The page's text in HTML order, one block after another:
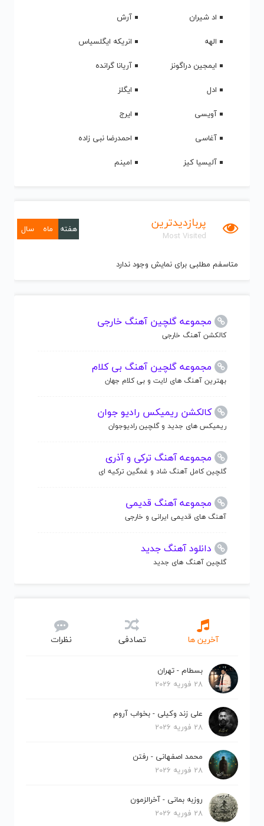
اد شیران
آرش
الهه
انریکه ایگلسیاس
ایمجین دراگونز
آریانا گرانده
ادل
ایگلز
آویسی
ایرج
آغاسی
احمدرضا نبی زاده
آلیسیا کیز
امینم
پربازدیدترین
Most Visited
هفته ماه سال
متاسفم مطلبی برای نمایش وجود ندارد
مجموعه گلچین آهنگ خارجی
کالکشن آهنگ خارجی
مجموعه گلچین آهنگ بی کلام
بهترین آهنگ های لایت و بی کلام جهان
کالکشن ریمیکس رادیو جوان
ریمیکس های جدید و گلچین رادیوجوان
مجموعه آهنگ ترکی و آذری
گلچین کامل آهنگ شاد و غمگین ترکیه ای
مجموعه آهنگ قدیمی
آهنگ های قدیمی ایرانی و خارجی
دانلود آهنگ جدید
گلچین آهنگ های جدید
آخرین ها تصادفی نظرات
بسطام - تهران
28 فوریه 2026
علی زند وکیلی - بخواب آروم
28 فوریه 2026
محمد اصفهانی - رفتن
28 فوریه 2026
روزبه بمانی - آخرالزمون
28 فوریه 2026